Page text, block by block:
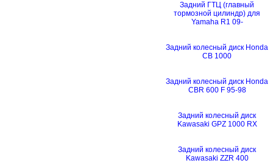
Задний ГТЦ (главный
тормозной цилиндр) для
Yamaha R1 09-
Задний колесный диск Honda
CB 1000
Задний колесный диск Honda
CBR 600 F 95-98
Задний колесный диск
Kawasaki GPZ 1000 RX
Задний колесный диск
Kawasaki ZZR 400